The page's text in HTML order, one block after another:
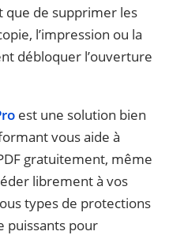
que de supprimer les
l’impression ou la
débloquer l’ouverture
est une solution bien
vous aide à
gratuitement, même
librement à vos
types de protections
puissants pour